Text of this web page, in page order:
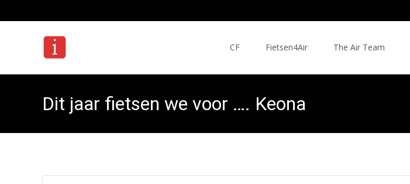
naar
inhoud
CF Fietsen4Air The Air Team
Dit jaar fietsen we voor …. Keona